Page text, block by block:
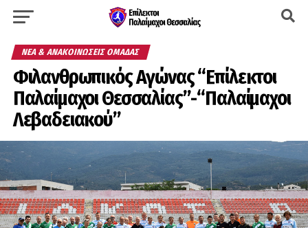
ΝΈΑ & ΑΝΑΚΟΙΝΏΣΕΙΣ ΟΜΆΔΑΣ
Φιλανθρωπικός Αγώνας “Επίλεκτοι
Παλαίμαχοι Θεσσαλίας”-“Παλαίμαχοι
Λεβαδειακού”